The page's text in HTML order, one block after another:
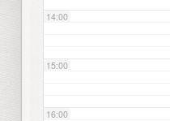
14:00
15:00
16:00